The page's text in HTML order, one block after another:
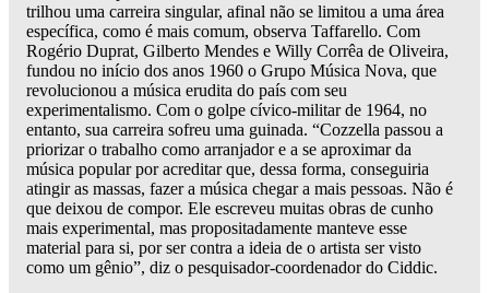
trilhou uma carreira singular, afinal não se limitou a uma área
específica, como é mais comum, observa Taffarello. Com
Rogério Duprat, Gilberto Mendes e Willy Corrêa de Oliveira,
fundou no início dos anos 1960 o Grupo Música Nova, que
revolucionou a música erudita do país com seu
experimentalismo. Com o golpe cívico-militar de 1964, no
entanto, sua carreira sofreu uma guinada. “Cozzella passou a
priorizar o trabalho como arranjador e a se aproximar da
música popular por acreditar que, dessa forma, conseguiria
atingir as massas, fazer a música chegar a mais pessoas. Não é
que deixou de compor. Ele escreveu muitas obras de cunho
mais experimental, mas propositadamente manteve esse
material para si, por ser contra a ideia de o artista ser visto
como um gênio”, diz o pesquisador-coordenador do Ciddic.